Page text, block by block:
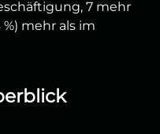
7 mehr
mehr als im